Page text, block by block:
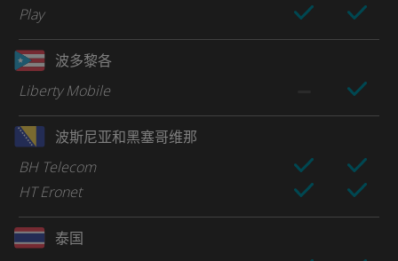
Play
波多黎各
Liberty Mobile
波斯尼亚和黑塞哥维那
BH Telecom
HT Eronet
泰国